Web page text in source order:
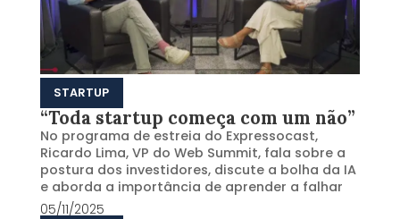
STARTUP
“Toda startup começa com um não”
No programa de estreia do Expressocast,
Ricardo Lima, VP do Web Summit, fala sobre a
postura dos investidores, discute a bolha da IA
e aborda a importância de aprender a falhar
05/11/2025